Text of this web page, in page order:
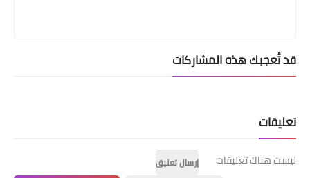
قد تُعجبك هذه المشاركات
تعليقات
ليست هناك تعليقات
إرسال تعليق